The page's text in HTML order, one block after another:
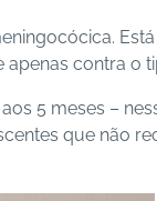
contra o
5 meses –
que não